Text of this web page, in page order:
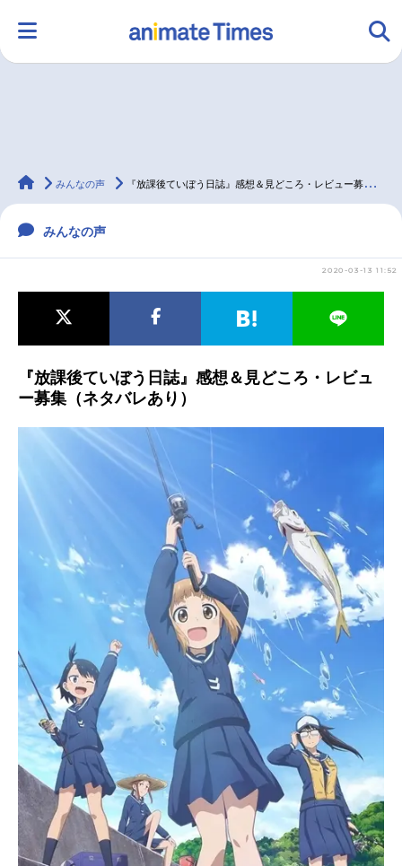
ラジオ みんなの声 グッズ 映画
2.5次元 配信・Vtuber トレンド 無料マンガ
アニメ記事一覧
アニメ映画一覧
今期アニメ曜日別一覧
春アニメ 夏アニメ
秋アニメ 冬アニメ
FOLLOW US
animateTimes
みんなの声 『放課後ていぼう日誌』感想＆見どころ・レビュー募集（ネタバレあり）
みんなの声
2020-03-13 11:52
『放課後ていぼう日誌』感想＆見どころ・レビュ
ー募集（ネタバレあり）